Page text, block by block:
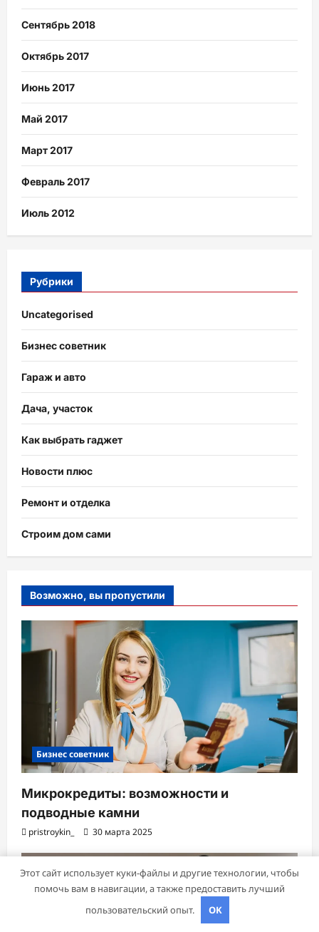
Сентябрь 2018
Октябрь 2017
Июнь 2017
Май 2017
Март 2017
Февраль 2017
Июль 2012
Рубрики
Uncategorised
Бизнес советник
Гараж и авто
Дача, участок
Как выбрать гаджет
Новости плюс
Ремонт и отделка
Строим дом сами
Возможно, вы пропустили
Бизнес советник
Микрокредиты: возможности и
подводные камни
pristroykin_ 30 марта 2025
Этот сайт использует куки-файлы и другие технологии, чтобы
помочь вам в навигации, а также предоставить лучший
пользовательский опыт.
OK